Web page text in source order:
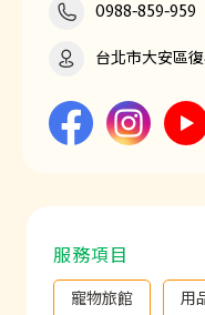
0988-859-959
台北市大安區
服務項目
寵物旅館 用